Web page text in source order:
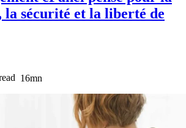
la sécurité et la liberté de
16mn